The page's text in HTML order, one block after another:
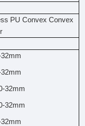
PU Convex Convex
32mm
32mm